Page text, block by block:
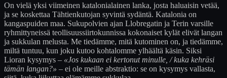
On vielä yksi viimeinen katalonialainen lanka, josta haluaisin vetää,
ja se koskettaa Tähtienkutojan syvintä sydäntä. Katalonia on
kangaspuiden maa. Sukupolvien ajan Llobregatin ja Terin varsille
ryhmittyneissä teollisuussiirtokunnissa kokonaiset kylät elivät langan
ja sukkulan melusta. Me tiedämme, mitä kutominen on, ja tiedämme,
miltä tuntuu, kun joku kutoo kohtalomme ylhäältä käsin. Siksi
Lioran kysymys – «Jos kukaan ei kertonut minulle, / kuka kehräsi
tämän langan?» – ei ole meille abstraktio: se on kysymys vallasta,